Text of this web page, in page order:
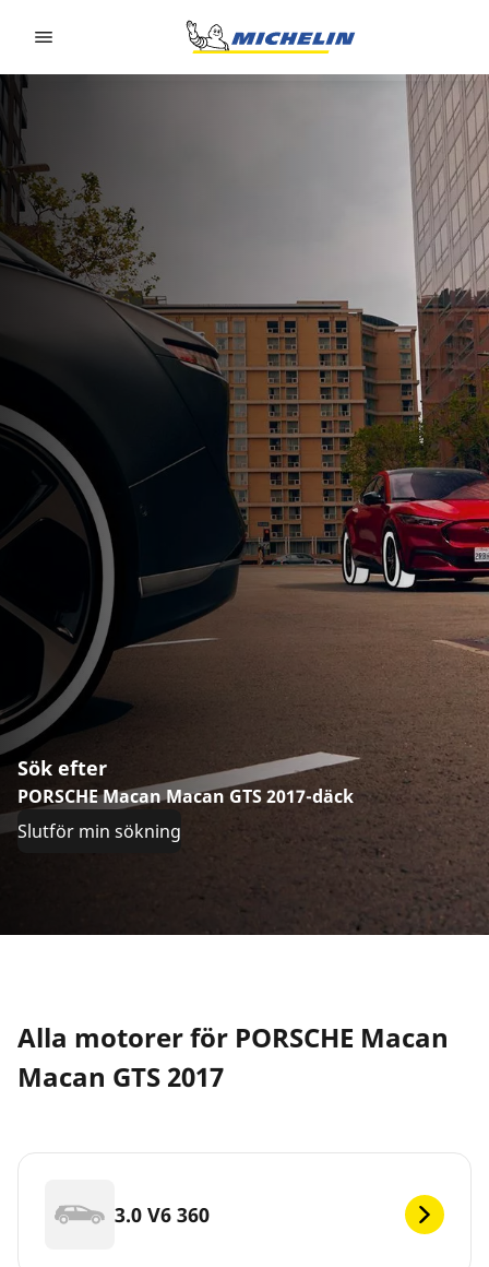
Sök efter
PORSCHE Macan Macan GTS 2017-däck
Slutför min sökning
Alla motorer för PORSCHE Macan
Macan GTS 2017
3.0 V6 360